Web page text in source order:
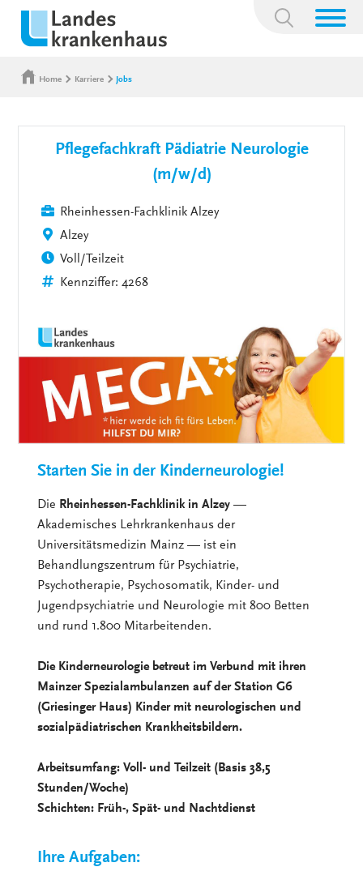
Suchbegriff:
Home Karriere Jobs
Pflegefachkraft Pädiatrie Neurologie
(m/w/d)
Rheinhessen-Fachklinik Alzey
Alzey
Voll/Teilzeit
Kennziffer: 4268
Starten Sie in der Kinderneurologie!
Die Rheinhessen-Fachklinik in Alzey —
Akademisches Lehrkrankenhaus der
Universitätsmedizin Mainz — ist ein
Behandlungszentrum für Psychiatrie,
Psychotherapie, Psychosomatik, Kinder- und
Jugendpsychiatrie und Neurologie mit 800 Betten
und rund 1.800 Mitarbeitenden.
Die Kinderneurologie betreut im Verbund mit ihren
Mainzer Spezialambulanzen auf der Station G6
(Griesinger Haus) Kinder mit neurologischen und
sozialpädiatrischen Krankheitsbildern.
Arbeitsumfang: Voll- und Teilzeit (Basis 38,5
Stunden/Woche)
Schichten: Früh-, Spät- und Nachtdienst
Ihre Aufgaben: